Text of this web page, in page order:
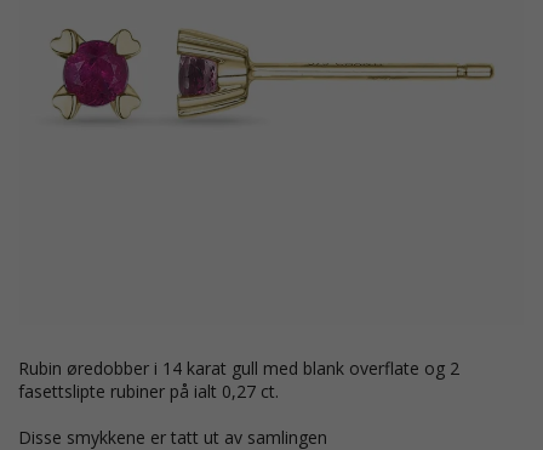
rubin øredobber i 14 karat gull med blank overflate og 2
fasettslipte rubiner på ialt 0,27 ct.
Disse smykkene er tatt ut av samlingen